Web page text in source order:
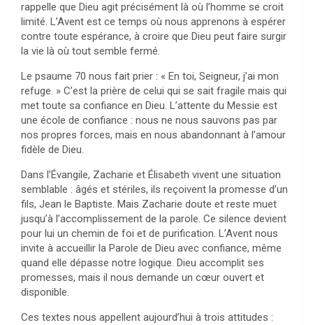
rappelle que Dieu agit précisément là où l’homme se croit
limité. L’Avent est ce temps où nous apprenons à espérer
contre toute espérance, à croire que Dieu peut faire surgir
la vie là où tout semble fermé.
Le psaume 70 nous fait prier : « En toi, Seigneur, j’ai mon
refuge. » C’est la prière de celui qui se sait fragile mais qui
met toute sa confiance en Dieu. L’attente du Messie est
une école de confiance : nous ne nous sauvons pas par
nos propres forces, mais en nous abandonnant à l’amour
fidèle de Dieu.
Dans l’Évangile, Zacharie et Élisabeth vivent une situation
semblable : âgés et stériles, ils reçoivent la promesse d’un
fils, Jean le Baptiste. Mais Zacharie doute et reste muet
jusqu’à l’accomplissement de la parole. Ce silence devient
pour lui un chemin de foi et de purification. L’Avent nous
invite à accueillir la Parole de Dieu avec confiance, même
quand elle dépasse notre logique. Dieu accomplit ses
promesses, mais il nous demande un cœur ouvert et
disponible.
Ces textes nous appellent aujourd’hui à trois attitudes :